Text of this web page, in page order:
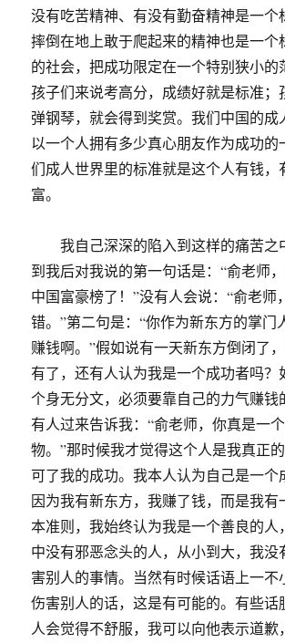
没有吃苦精神、有没有勤奋精神是一个
摔倒在地上敢于爬起来的精神也是一个
的社会，把成功限定在一个特别狭小的
孩子们来说考高分，成绩好就是标准；
弹钢琴，就会得到奖赏。我们中国的成
以一个人拥有多少真心朋友作为成功的
们成人世界里的标准就是这个人有钱，
富。
我自己深深的陷入到这样的痛苦之
到我后对我说的第一句话是：“俞老师
中国富豪榜了！”没有人会说：“俞老师
错。”第二句是：“你作为新东方的掌门
赚钱啊。”假如说有一天新东方倒闭了
有了，还有人认为我是一个成功者吗？
个身无分文，必须要靠自己的力气赚钱
有人过来告诉我：“俞老师，你真是一
物。”那时候我才觉得这个人是我真正
可了我的成功。我本人认为自己是一个
因为我有新东方，我赚了钱，而是我有
本准则，我始终认为我是一个善良的人
中没有邪恶念头的人，从小到大，我没
害别人的事情。当然有时候话语上一不
伤害别人的话，这是有可能的。有些话
人会觉得不舒服，我可以向他表示道歉